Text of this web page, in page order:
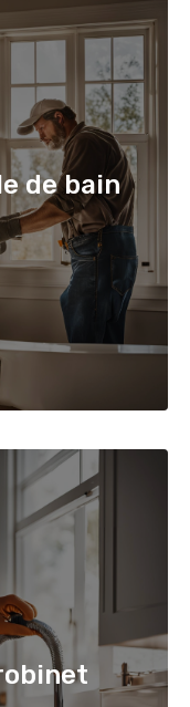
de bain